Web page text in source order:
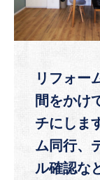
リフォー
間をかけ
チにしま
ム同行、
ル確認な